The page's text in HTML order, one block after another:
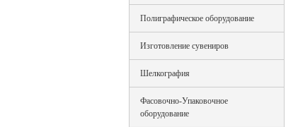
Полиграфическое оборудование
Изготовление сувениров
Шелкография
Фасовочно-Упаковочное
оборудование